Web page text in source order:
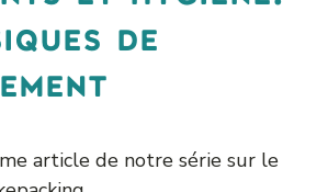
de
article de notre série sur le